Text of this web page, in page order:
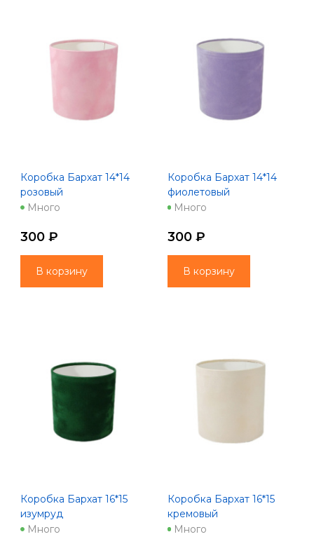
Коробка Бархат 14*14
розовый
Много
300 ₽
В корзину
Коробка Бархат 14*14
фиолетовый
Много
300 ₽
В корзину
Коробка Бархат 16*15
изумруд
Много
Коробка Бархат 16*15
кремовый
Много